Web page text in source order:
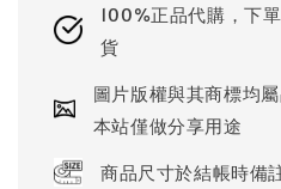
100%正品代購，下
貨
圖片版權與其商標均
本站僅做分享用途
商品尺寸於結帳時備